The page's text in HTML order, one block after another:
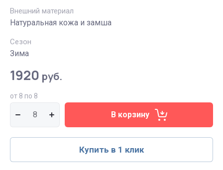
Внешний материал
Натуральная кожа и замша
Сезон
Зима
1920 руб.
от 8 по 8
В корзину
Купить в 1 клик